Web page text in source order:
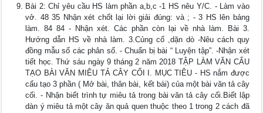
Bài 2: Chỉ yêu cầu HS làm phần a,b,c -1 HS nêu Y/C. - Làm vào
vở. 48 35 Nhận xét chốt lại lời giải đúng: và ; - 3 HS lên bảng
làm. 84 84 - Nhận xét. Các phần còn lại về nhà làm. Bài 3.
Hướng dẫn HS về nhà làm. 3.Củng cố ,dặn dò -Nêu cách quy
đồng mẫu số các phân số. - Chuẩn bị bài “ Luyện tập”. -Nhận xét
tiết học. Thứ sáu ngày 9 tháng 2 năm 2018 TẬP LÀM VĂN CẤU
TẠO BÀI VĂN MIÊU TẢ CÂY CỐI I. MỤC TIÊU - HS nắm được
cấu tạo 3 phần ( Mở bài, thân bài, kết bài) của một bài văn tả cây
cối. - Nhận biết trình tự miêu tả trong bài văn tả cây cối.Biết lập
dàn ý miêu tả một cây ăn quả quen thuộc theo 1 trong 2 cách đã